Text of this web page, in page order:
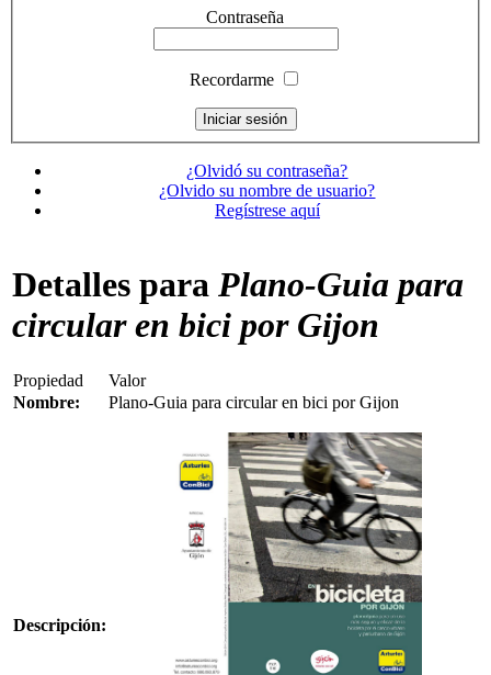
Contraseña
Recordarme
¿Olvidó su contraseña?
¿Olvido su nombre de usuario?
Regístrese aquí
Detalles para Plano-Guia para
circular en bici por Gijon
Propiedad
Valor
Nombre:
Plano-Guia para circular en bici por Gijon
Descripción: